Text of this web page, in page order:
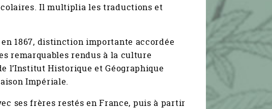
Il multiplia les traductions et
1867, distinction importante accordée
remarquables rendus à la culture
Historique et Géographique
Impériale.
ses frères restés en France, puis à partir